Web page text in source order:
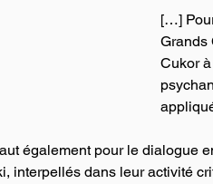
[…]
Grands
Cukor
également pour le dialogue
interpellés dans leur activité